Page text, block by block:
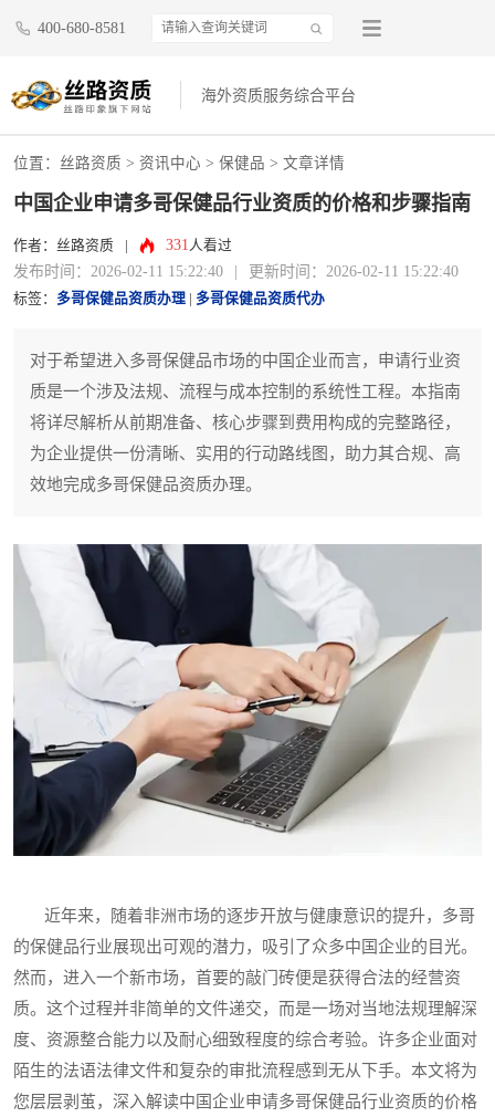
400-680-8581
海外资质服务综合平台
位置： 丝路资质 > 资讯中心 > 保健品 > 文章详情
中国企业申请多哥保健品行业资质的价格和步骤指南
作者：丝路资质 331人看过
发布时间：2026-02-11 15:22:40 更新时间：2026-02-11 15:22:40
标签： 多哥保健品资质办理 多哥保健品资质代办
对于希望进入多哥保健品市场的中国企业而言，申请行业资
质是一个涉及法规、流程与成本控制的系统性工程。本指南
将详尽解析从前期准备、核心步骤到费用构成的完整路径，
为企业提供一份清晰、实用的行动路线图，助力其合规、高
效地完成多哥保健品资质办理。
近年来，随着非洲市场的逐步开放与健康意识的提升，多哥
的保健品行业展现出可观的潜力，吸引了众多中国企业的目光。
然而，进入一个新市场，首要的敲门砖便是获得合法的经营资
质。这个过程并非简单的文件递交，而是一场对当地法规理解深
度、资源整合能力以及耐心细致程度的综合考验。许多企业面对
陌生的法语法律文件和复杂的审批流程感到无从下手。本文将为
您层层剥茧，深入解读中国企业申请多哥保健品行业资质的价格